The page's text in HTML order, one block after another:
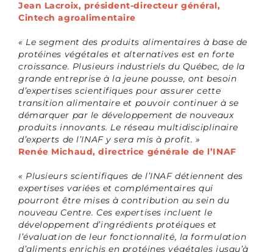
Jean Lacroix, président-directeur général,
Cintech agroalimentaire
« Le segment des produits alimentaires à base de
protéines végétales et alternatives est en forte
croissance. Plusieurs industriels du Québec, de la
grande entreprise à la jeune pousse, ont besoin
d’expertises scientifiques pour assurer cette
transition alimentaire et pouvoir continuer à se
démarquer par le développement de nouveaux
produits innovants. Le réseau multidisciplinaire
d’experts de l’INAF y sera mis à profit. »
Renée Michaud, directrice générale de l’INAF
« Plusieurs scientifiques de l’INAF détiennent des
expertises variées et complémentaires qui
pourront être mises à contribution au sein du
nouveau Centre. Ces expertises incluent le
développement d’ingrédients protéiques et
l’évaluation de leur fonctionnalité, la formulation
d’aliments enrichis en protéines végétales jusqu’à